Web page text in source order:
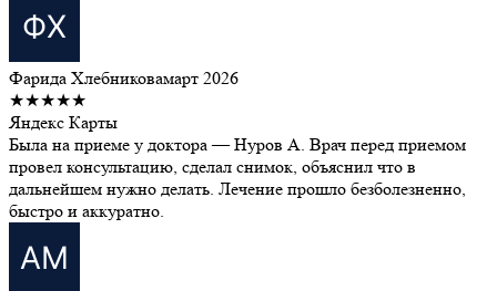
Фарида Хлебниковамарт 2026
★★★★★
Яндекс Карты
Была на приеме у доктора — Нуров А. Врач перед приемом
провел консультацию, сделал снимок, объяснил что в
дальнейшем нужно делать. Лечение прошло безболезненно,
быстро и аккуратно.